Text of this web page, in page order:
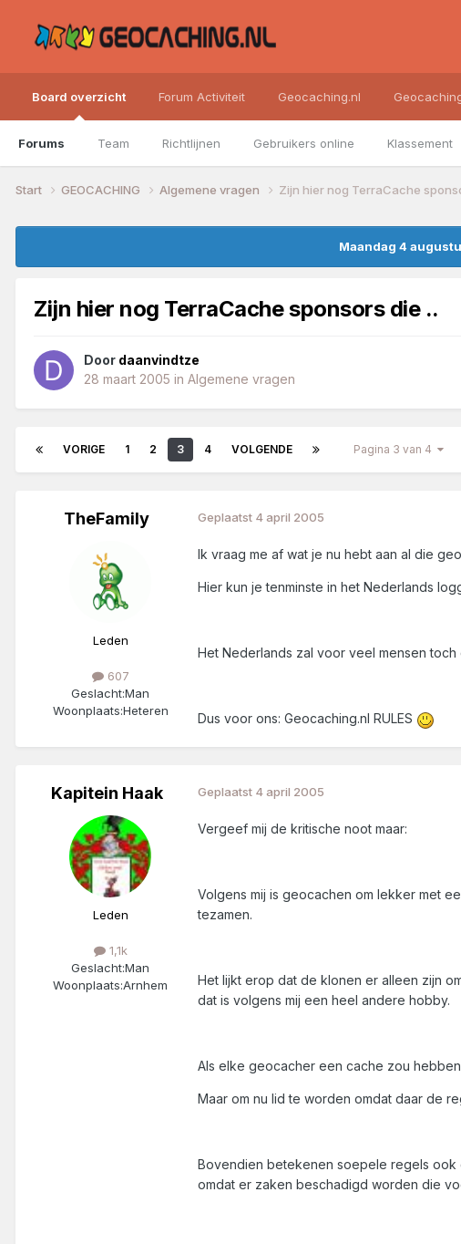
Board overzicht
Forums Team Richtlijnen Gebruikers online Klassement
Forum Activiteit Geocaching.nl
Start GEOCACHING Algemene vragen Zijn hier nog TerraCache
Maandag 4
Zijn hier nog TerraCache sponsors die ..
Door daanvindtze
28 maart 2005 in Algemene vragen
VORIGE 1 2 3 4 VOLGENDE Pagina 3 van 4
TheFamily
Leden
607
Geslacht:Man
Woonplaats:Heteren
Geplaatst 4 april 2005
Ik vraag me af wat je nu hebt aan al die
Hier kun je tenminste in het Nederlands
Het Nederlands zal voor veel mensen
Dus voor ons: Geocaching.nl RULES
Kapitein Haak
Leden
1,1k
Geslacht:Man
Woonplaats:Arnhem
Geplaatst 4 april 2005
Vergeef mij de kritische noot maar:
Volgens mij is geocachen om lekker met
tezamen.
Het lijkt erop dat de klonen er alleen zijn
dat is volgens mij een heel andere hobby.
Als elke geocacher een cache zou
Maar om nu lid te worden omdat daar de
Bovendien betekenen soepele regels ook
omdat er zaken beschadigd worden die